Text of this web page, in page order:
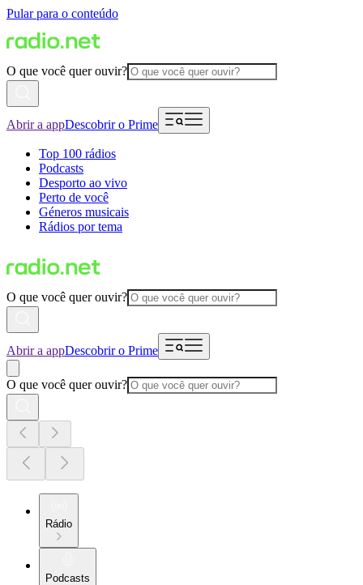
Pular para o conteúdo
O que você quer ouvir?
Abrir a appDescobrir o Prime
Top 100 rádios
Podcasts
Desporto ao vivo
Perto de você
Géneros musicais
Rádios por tema
O que você quer ouvir?
Abrir a appDescobrir o Prime
O que você quer ouvir?
Rádio
Podcasts